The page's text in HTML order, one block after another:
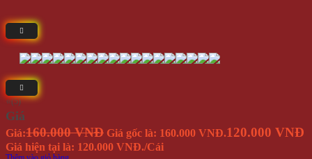
⭐(5)
Giá
Giá:160.000 VNĐ Giá gốc là: 160.000 VNĐ.120.000 VNĐ
Giá hiện tại là: 120.000 VNĐ./Cái